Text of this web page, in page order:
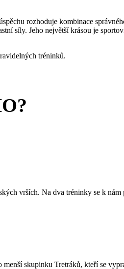
rozhoduje kombinace
síly. Jeho největší krásou je
tréninků.
vrších. Na dva tréninky se k
skupinku Tretráků, kteří se